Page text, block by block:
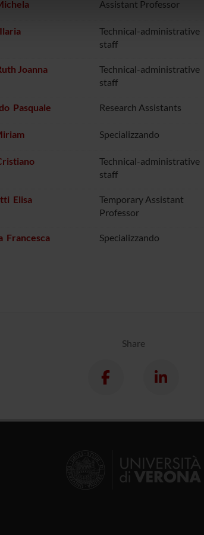
e social media, i quali potrebbero
Assistant Professor
Technical-administrative
staff
Joanna
Technical-administrative
staff
Pasquale Research Assistants
Specializzando
Technical-administrative
staff
Elisa
Temporary Assistant
Professor
Francesca Specializzando
Share